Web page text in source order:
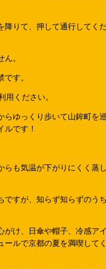
降りて、押して通行してく
。
す。
用ください。
らゆっくり歩いて山鉾町を
ルです！
らも気温が下がりにくく蒸
ですが、知らず知らずのう
がけ、日傘や帽子、冷感ア
ールで京都の夏を満喫して